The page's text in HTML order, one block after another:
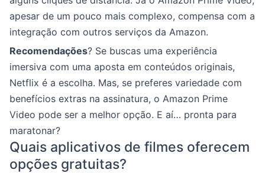
apesar de um pouco mais complexo, compensa com a
integração com outros serviços da Amazon.
Recomendações? Se buscas uma experiência
imersiva com uma aposta em conteúdos originais,
Netflix é a escolha. Mas, se preferes variedade com
benefícios extras na assinatura, o Amazon Prime
Video pode ser a melhor opção. E aí… pronta para
maratonar?
Quais aplicativos de filmes oferecem
opções gratuitas?